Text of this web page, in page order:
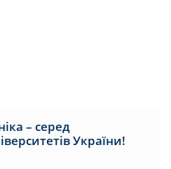
– серед
України!